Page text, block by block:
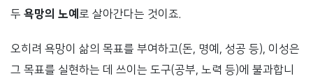
두 욕망의 노예 로 살아간다는 것이죠.
오히려 욕망이 삶의 목표를 부여하고(돈, 명예, 성공 등), 이성은
그 목표를 실현하는 데 쓰이는 도구(공부, 노력 등)에 불과합니